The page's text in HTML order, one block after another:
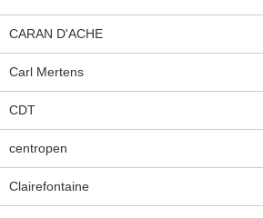
CARAN D'ACHE
Carl Mertens
CDT
centropen
Clairefontaine